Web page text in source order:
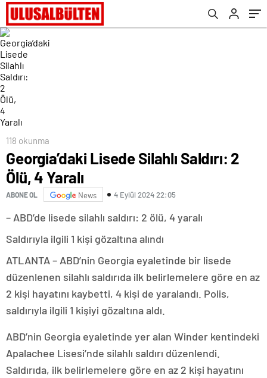
118 okunma
Georgia’daki Lisede Silahlı Saldırı: 2
Ölü, 4 Yaralı
ABONE OL News 4 Eylül 2024 22:05
– ABD’de lisede silahlı saldırı: 2 ölü, 4 yaralı
Saldırıyla ilgili 1 kişi gözaltına alındı
ATLANTA – ABD’nin Georgia eyaletinde bir lisede
düzenlenen silahlı saldırıda ilk belirlemelere göre en az
2 kişi hayatını kaybetti, 4 kişi de yaralandı. Polis,
saldırıyla ilgili 1 kişiyi gözaltına aldı.
ABD’nin Georgia eyaletinde yer alan Winder kentindeki
Apalachee Lisesi’nde silahlı saldırı düzenlendi.
Saldırıda, ilk belirlemelere göre en az 2 kişi hayatını